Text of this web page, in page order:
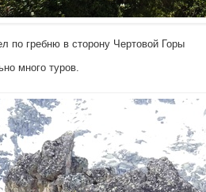
по гребню в сторону Чертовой Горы
много туров.